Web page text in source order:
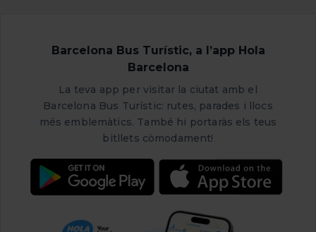
Barcelona Bus Turístic, a l’app Hola
Barcelona
La teva app per visitar la ciutat amb el
Barcelona Bus Turístic: rutes, parades i llocs
més emblemàtics. També hi portaràs els teus
bitllets còmodament!